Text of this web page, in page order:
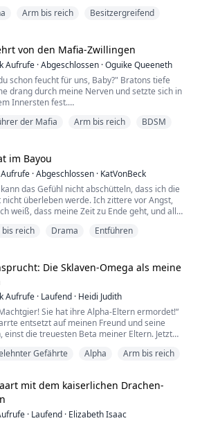
auf dem Thron zu sprechen, während meine
Lächeln zeigte. ...
Arm bis reich Besitzergreifend
von den Mafia-Zwillingen
Aufrufe ·Abgeschlossen ·Oguike Queeneth
schon feucht für uns, Baby?" Bratons tiefe
drang durch meine Nerven und setzte sich in
Innersten fest.
deine Kleider langsam aus," befahl Lucien, und
Bett und spreiz deine kleine Muschi weit für
zu zögern, tat ich, was mir gesagt wurde.
gehorsam."
der Mafia Arm bis reich BDSM
im Bayou
Aufrufe ·Abgeschlossen · KatVonBeck
das Gefühl nicht abschütteln, dass ich die
nicht überleben werde. Ich zittere vor Angst,
weiß, dass meine Zeit zu Ende geht, und all
ich hatte mich so darauf gefreut, ein
unsere Gefährtin spüren, Jake. Ich kann sie
aber ihr Duft ist schwach...
reich Drama Entführen
Die Sklaven-Omega als meine
Aufrufe · Laufend · Heidi Judith
Sie hat ihre Alpha-Eltern ermordet!“
entsetzt auf meinen Freund und seine
einst die treuesten Beta meiner Eltern. Jetzt
die leblosen Körper meiner Eltern und
Grant, neuer Alpha-Erbe des Aurora Rudels –
diese schamlose Mörderin, als meine Luna
Gefährte Alpha Arm bis reich
mit dem kaiserlichen Drachen-
· Laufend · Elizabeth Isaac